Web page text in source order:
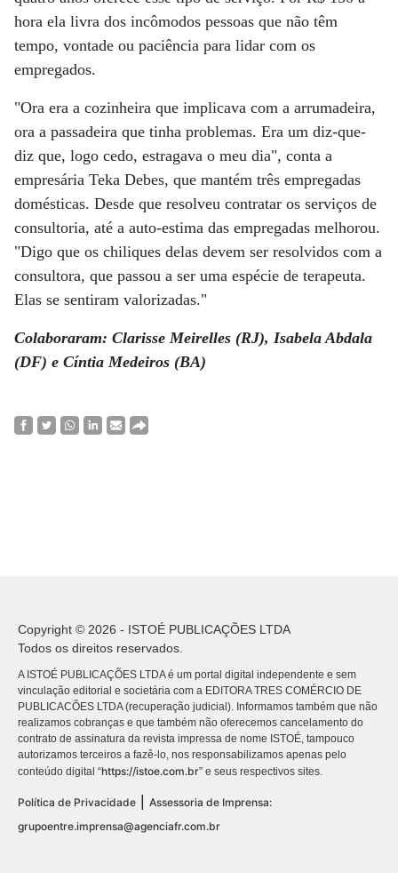
hora ela livra dos incômodos pessoas que não têm
tempo, vontade ou paciência para lidar com os
empregados.
"Ora era a cozinheira que implicava com a arrumadeira,
ora a passadeira que tinha problemas. Era um diz-que-
diz que, logo cedo, estragava o meu dia", conta a
empresária Teka Debes, que mantém três empregadas
domésticas. Desde que resolveu contratar os serviços de
consultoria, até a auto-estima das empregadas melhorou.
"Digo que os chiliques delas devem ser resolvidos com a
consultora, que passou a ser uma espécie de terapeuta.
Elas se sentiram valorizadas."
Colaboraram: Clarisse Meirelles (RJ), Isabela Abdala
(DF) e Cíntia Medeiros (BA)
Copyright © 2026 - ISTOÉ PUBLICAÇÕES LTDA
Todos os direitos reservados.
A ISTOÉ PUBLICAÇÕES LTDA é um portal digital independente e sem
vinculação editorial e societária com a EDITORA TRES COMÉRCIO DE
PUBLICACÕES LTDA (recuperação judicial). Informamos também que não
realizamos cobranças e que também não oferecemos cancelamento do
contrato de assinatura da revista impressa de nome ISTOÉ, tampouco
autorizamos terceiros a fazê-lo, nos responsabilizamos apenas pelo
conteúdo digital “https://istoe.com.br” e seus respectivos sites.
Política de Privacidade
Assessoria de Imprensa:
grupoentre.imprensa@agenciafr.com.br